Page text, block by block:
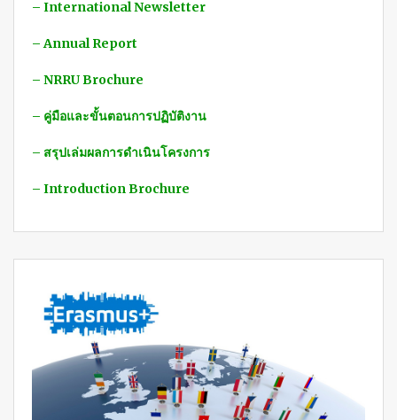
– International Newsletter
– Annual Report
– NRRU Brochure
– คู่มือและขั้นตอนการปฏิบัติงาน
– สรุปเล่มผลการดำเนินโครงการ
– Introduction Brochure